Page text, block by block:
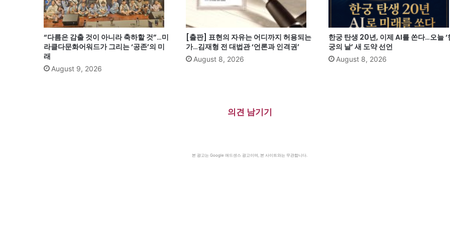
“다름은 감출 것이 아니라 축하할 것”…미
라클다문화어워드가 그리는 ‘공존’의 미
래
August 9, 2026
[출판] 표현의 자유는 어디까지 허용되는
가…김재형 전 대법관 ‘언론과 인격권’
August 8, 2026
한궁 탄생 20년, 이제 AI를 쏜다…오늘 ‘
궁의 날’ 새 도약 선언
August 8, 2026
의견 남기기
본 광고는 Google 애드센스 광고이며, 본 사이트와는 무관합니다.